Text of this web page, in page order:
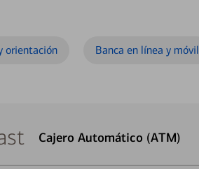
orientación Banca en línea y móvil
Cajero Automático (ATM)